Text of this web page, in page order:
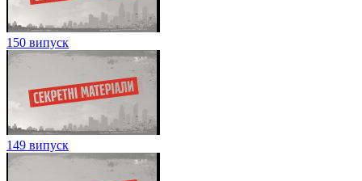
150 випуск
149 випуск